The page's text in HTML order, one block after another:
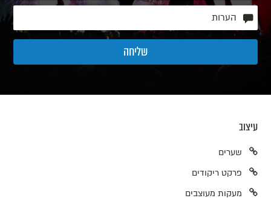
עיצוב
שערים
פרקט ריקודים
מעקות מעוצבים